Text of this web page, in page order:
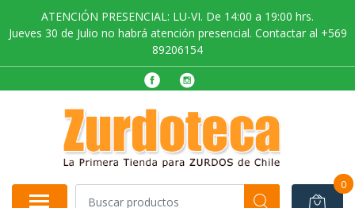
ATENCIÓN PRESENCIAL: LU-VI. De 14:00 a 19:00 hrs.
Jueves 30 de Julio no habrá atención presencial. Contactar al +569
89206154
0